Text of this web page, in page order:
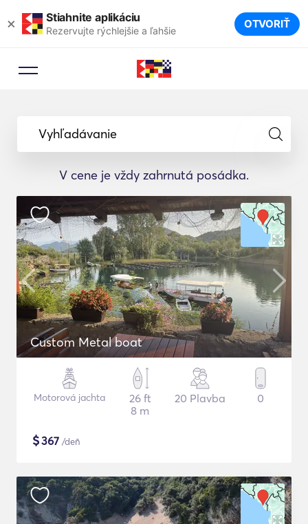
× Stiahnite aplikáciu
Rezervujte rýchlejšie a ľahšie OTVORIŤ
Vyhľadávanie
V cene je vždy zahrnutá posádka.
Custom Metal boat
Motorová jachta
26 ft
8 m
20 Plavba 0
$367 /deň